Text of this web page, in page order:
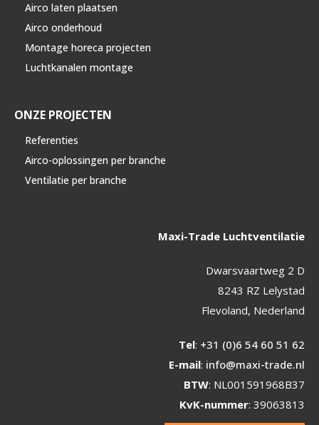
Airco laten plaatsen
Airco onderhoud
Montage horeca projecten
Luchtkanalen montage
ONZE PROJECTEN
Referenties
Airco-oplossingen per branche
Ventilatie per branche
Maxi-Trade Luchtventilatie
Dwarsvaartweg 2 D
8243 RZ Lelystad
Flevoland, Nederland
Tel: +31 (0)6 54 60 51 62
E-mail: info@maxi-trade.nl
BTW: NL001591968B37
KvK-nummer: 39063813